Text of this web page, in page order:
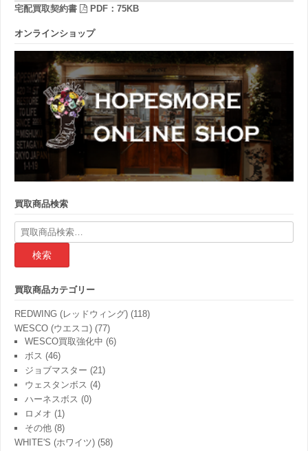
宅配買取契約書 PDF：75KB
オンラインショップ
買取商品検索
検
索
果:
買取商品カテゴリー
REDWING (レッドウィング) (118)
WESCO (ウエスコ) (77)
WESCO買取強化中 (6)
ボス (46)
ジョブマスター (21)
ウェスタンボス (4)
ハーネスボス (0)
ロメオ (1)
その他 (8)
WHITE'S (ホワイツ) (58)